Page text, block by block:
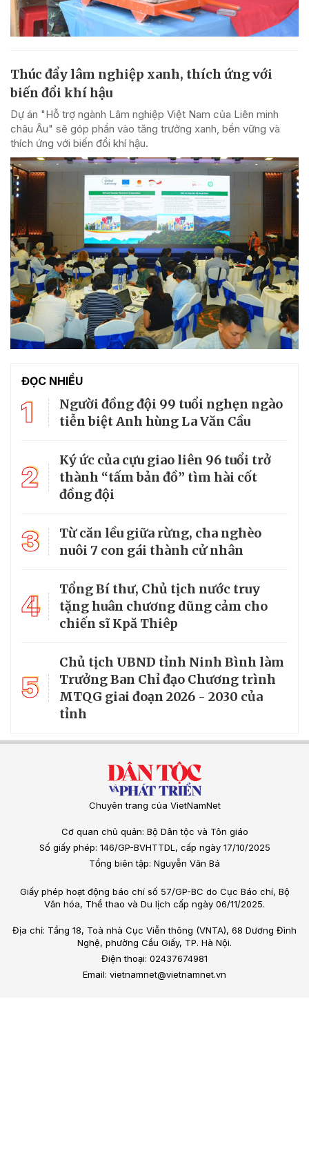
Thúc đẩy lâm nghiệp xanh, thích ứng với
biến đổi khí hậu
Dự án "Hỗ trợ ngành Lâm nghiệp Việt Nam của Liên minh
châu Âu" sẽ góp phần vào tăng trưởng xanh, bền vững và
thích ứng với biến đổi khí hậu.
ĐỌC NHIỀU
1
Người đồng đội 99 tuổi nghẹn ngào
tiễn biệt Anh hùng La Văn Cầu
2
Ký ức của cựu giao liên 96 tuổi trở
thành “tấm bản đồ” tìm hài cốt
đồng đội
3
Từ căn lều giữa rừng, cha nghèo
nuôi 7 con gái thành cử nhân
4
Tổng Bí thư, Chủ tịch nước truy
tặng huân chương dũng cảm cho
chiến sĩ Kpă Thiêp
5
Chủ tịch UBND tỉnh Ninh Bình làm
Trưởng Ban Chỉ đạo Chương trình
MTQG giai đoạn 2026 - 2030 của
tỉnh
Chuyên trang của VietNamNet
Cơ quan chủ quản: Bộ Dân tộc và Tôn giáo
Số giấy phép: 146/GP-BVHTTDL, cấp ngày 17/10/2025
Tổng biên tập: Nguyễn Văn Bá
Giấy phép hoạt động báo chí số 57/GP-BC do Cục Báo chí, Bộ
Văn hóa, Thể thao và Du lịch cấp ngày 06/11/2025.
Địa chỉ: Tầng 18, Toà nhà Cục Viễn thông (VNTA), 68 Dương Đình
Nghệ, phường Cầu Giấy, TP. Hà Nội.
Điện thoại: 02437674981
Email: vietnamnet@vietnamnet.vn